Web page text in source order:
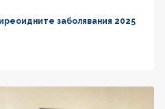
заболявания 2025